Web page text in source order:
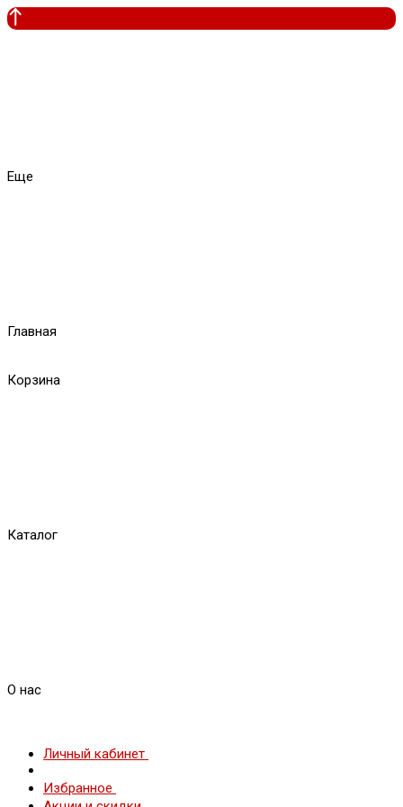
Еще
Главная
Корзина
Каталог
О нас
Личный кабинет
Избранное